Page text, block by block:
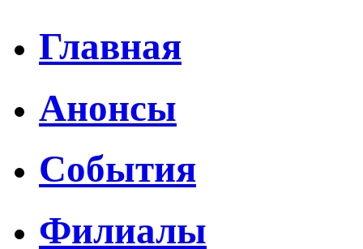
Главная
Анонсы
События
Филиалы